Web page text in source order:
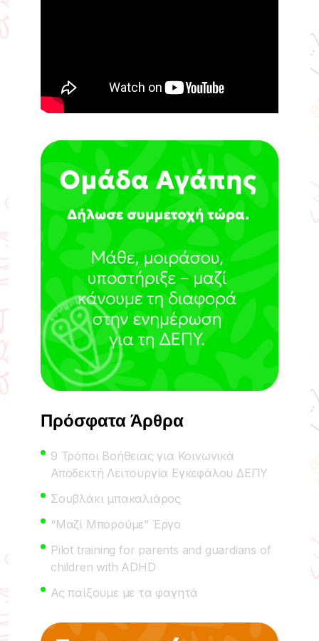
Πρόσφατα Άρθρα
9 Τρόποι Βοήθειας για Κοινωνικά
Αποδεκτή Λειτουργία Εγκεφάλου ΔΕΠΥ
Σουβλάκι μπακαλιάρος
“Μαζί Μπορούμε” Έργο
Pilot training for parents and guardians of
children with ADHD
Ας παίξουμε με τα φαγητά